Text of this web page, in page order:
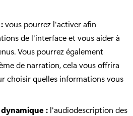
vous pourrez l'activer afin
de l'interface et vous aider à
Vous pourrez également
de narration, cela vous offrira
choisir quelles informations vous
: l'audiodescription des